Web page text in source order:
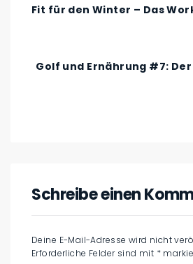
Fit für den Winter – Das
Golf und Ernährung #7:
Schreibe einen
Deine E-Mail-Adresse wird nicht
Erforderliche Felder sind mit *